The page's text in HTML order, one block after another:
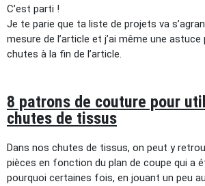
C’est parti !
Je te parie que ta liste de projets va
mesure de l’article et j’ai même une
chutes à la fin de l’article.
8 patrons de couture pour
chutes de tissus
Dans nos chutes de tissus, on peut y
pièces en fonction du plan de coupe qui a
pourquoi certaines fois, en jouant un peu